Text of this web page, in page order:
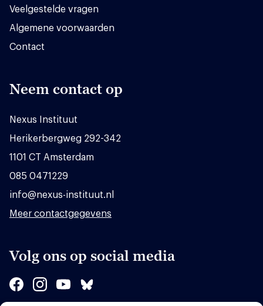
Veelgestelde vragen
Algemene voorwaarden
Contact
Neem contact op
Nexus Instituut
Herikerbergweg 292-342
1101 CT Amsterdam
085 0471229
info@nexus-instituut.nl
Meer contactgegevens
Volg ons op social media